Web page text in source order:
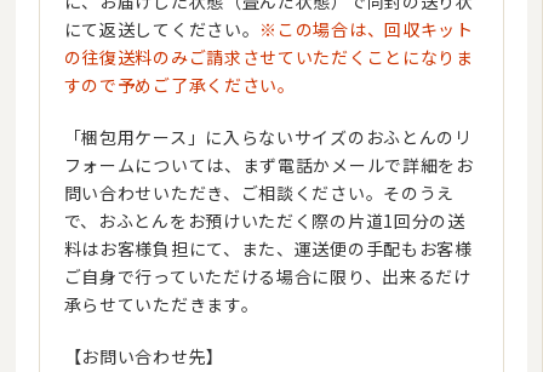
にて返送してください。 ※この場合は、回収キット
の往復送料のみご請求させていただくことになりま
すので予めご了承ください。
「梱包用ケース」に入らないサイズのおふとんのリ
フォームについては、まず電話かメールで詳細をお
問い合わせいただき、ご相談ください。そのうえ
で、おふとんをお預けいただく際の片道1回分の送
料はお客様負担にて、また、運送便の手配もお客様
ご自身で行っていただける場合に限り、出来るだけ
承らせていただきます。
【お問い合わせ先】